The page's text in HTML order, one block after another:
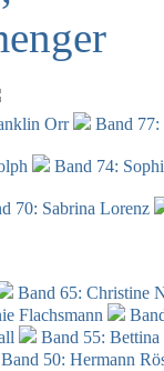
Orr
Band
Band 74:
70: Sabrina Lorenz
Band 65: Christine
Flachsmann
Band 55:
Band 50: Hermann